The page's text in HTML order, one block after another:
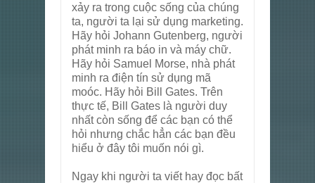
xảy ra trong cuộc sống của chúng
ta, người ta lại sử dụng marketing.
Hãy hỏi Johann Gutenberg, người
phát minh ra báo in và máy chữ.
Hãy hỏi Samuel Morse, nhà phát
minh ra điện tín sử dụng mã
moóc. Hãy hỏi Bill Gates. Trên
thực tế, Bill Gates là người duy
nhất còn sống để các bạn có thể
hỏi nhưng chắc hẳn các bạn đều
hiểu ở đây tôi muốn nói gì.
Ngay khi người ta viết hay đọc bất